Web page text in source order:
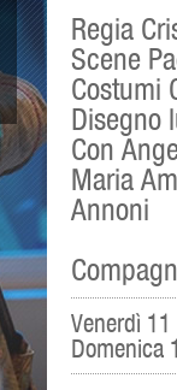
Regia
Scene
Costumi
Disegno
Con
Maria
Annoni
Venerdì
Domenica